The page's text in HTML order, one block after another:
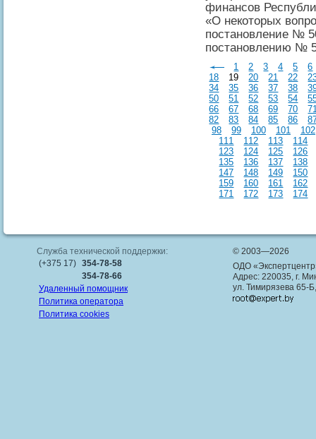
финансов
«О некоторых
постановление №
постановлению №
1 2 3 4 5
6
18
19 20 21 22
34
35 36 37 38
50
51 52 53 54
66
67 68 69 70
82
83 84 85 86
98
99 100 101
102
111
112 113
114
123
124 125
126
135
136 137
138
147
148 149
150
159
160 161
162
171
172 173 174
Служба технической поддержки:
(+375 17) 354-78-58
354-78-66
Удаленный помощник
Политика оператора
Политика cookies
© 2003—2026
ОДО
Адрес: 220035, г.
ул. Тимирязева 65-